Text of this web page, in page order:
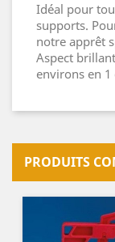
Idéal pour
supports.
notre apprêt
Aspect
environs en 1
PRODUITS